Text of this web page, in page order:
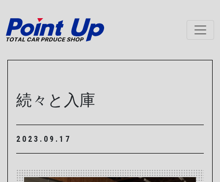
メインナビゲーション
続々と入庫
2023.09.17